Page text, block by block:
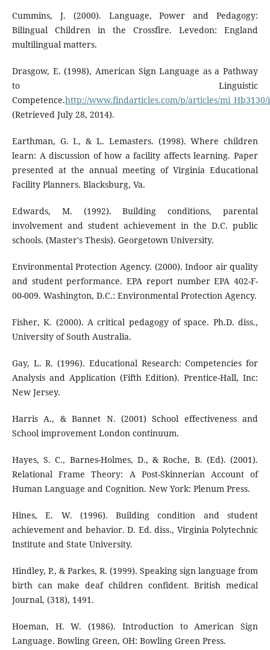
Cummins, J. (2000). Language, Power and Pedagogy:
Bilingual Children in the Crossfire. Levedon: England
multilingual matters.
Drasgow, E. (1998), American Sign Language as a Pathway
to Linguistic
Competence.http://www.findarticles.com/p/articles/mi_Hb3130/
(Retrieved July 28, 2014).
Earthman, G. I., & L. Lemasters. (1998). Where children
learn: A discussion of how a facility affects learning. Paper
presented at the annual meeting of Virginia Educational
Facility Planners. Blacksburg, Va.
Edwards, M. (1992). Building conditions, parental
involvement and student achievement in the D.C. public
schools. (Master's Thesis). Georgetown University.
Environmental Protection Agency. (2000). Indoor air quality
and student performance. EPA report number EPA 402-F-
00-009. Washington, D.C.: Environmental Protection Agency.
Fisher, K. (2000). A critical pedagogy of space. Ph.D. diss.,
University of South Australia.
Gay, L. R. (1996). Educational Research: Competencies for
Analysis and Application (Fifth Edition). Prentice-Hall, Inc:
New Jersey.
Harris A., & Bannet N. (2001) School effectiveness and
School improvement London continuum.
Hayes, S. C., Barnes-Holmes, D., & Roche, B. (Ed). (2001).
Relational Frame Theory: A Post-Skinnerian Account of
Human Language and Cognition. New York: Plenum Press.
Hines, E. W. (1996). Building condition and student
achievement and behavior. D. Ed. diss., Virginia Polytechnic
Institute and State University.
Hindley, P., & Parkes, R. (1999). Speaking sign language from
birth can make deaf children confident. British medical
Journal, (318), 1491.
Hoeman, H. W. (1986). Introduction to American Sign
Language. Bowling Green, OH: Bowling Green Press.